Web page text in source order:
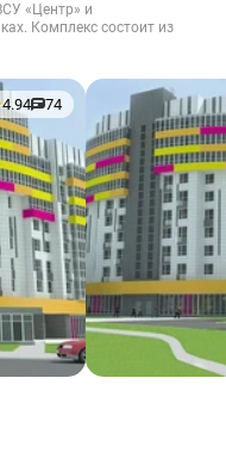
«Центр» и
Комплекс состоит из
4.94 74